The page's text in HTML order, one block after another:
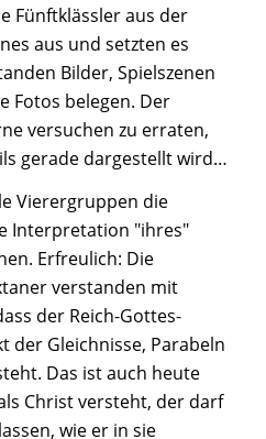
Fünftklässler aus der
aus und setzten es
Bilder, Spielszenen
Fotos belegen. Der
versuchen zu erraten,
gerade dargestellt wird…
Vierergruppen die
Interpretation "ihres"
Erfreulich: Die
verstanden mit
der Reich-Gottes-
der Gleichnisse, Parabeln
Das ist auch heute
Christ versteht, der darf
wie er in sie